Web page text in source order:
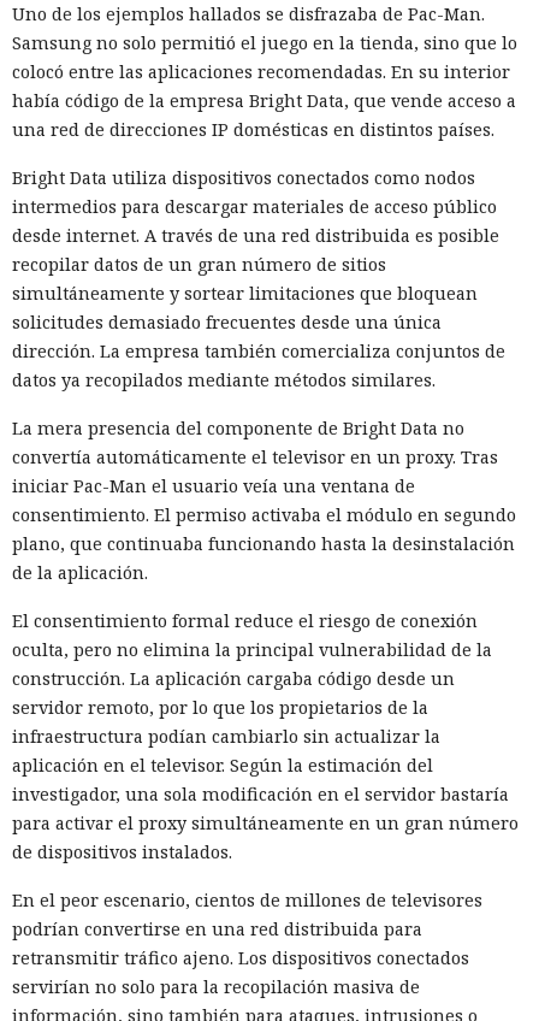
Uno de los ejemplos hallados se disfrazaba de Pac-Man.
Samsung no solo permitió el juego en la tienda, sino que lo
colocó entre las aplicaciones recomendadas. En su interior
había código de la empresa Bright Data, que vende acceso a
una red de direcciones IP domésticas en distintos países.
Bright Data utiliza dispositivos conectados como nodos
intermedios para descargar materiales de acceso público
desde internet. A través de una red distribuida es posible
recopilar datos de un gran número de sitios
simultáneamente y sortear limitaciones que bloquean
solicitudes demasiado frecuentes desde una única
dirección. La empresa también comercializa conjuntos de
datos ya recopilados mediante métodos similares.
La mera presencia del componente de Bright Data no
convertía automáticamente el televisor en un proxy. Tras
iniciar Pac-Man el usuario veía una ventana de
consentimiento. El permiso activaba el módulo en segundo
plano, que continuaba funcionando hasta la desinstalación
de la aplicación.
El consentimiento formal reduce el riesgo de conexión
oculta, pero no elimina la principal vulnerabilidad de la
construcción. La aplicación cargaba código desde un
servidor remoto, por lo que los propietarios de la
infraestructura podían cambiarlo sin actualizar la
aplicación en el televisor. Según la estimación del
investigador, una sola modificación en el servidor bastaría
para activar el proxy simultáneamente en un gran número
de dispositivos instalados.
En el peor escenario, cientos de millones de televisores
podrían convertirse en una red distribuida para
retransmitir tráfico ajeno. Los dispositivos conectados
servirían no solo para la recopilación masiva de
información, sino también para ataques, intrusiones o